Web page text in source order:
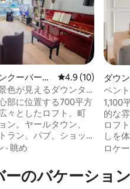
の平均評価
クーバーの
ト
レビュー10件、5
4.9 (10)
色が見えるダウンタ
部に位置する700平方
々としたロフト。町
ン。ヤールタウン、
ラン、パブ、ショッ
です。最上階近くか
、クイーンベッドに簡
なソファベッド1台が
· 眺め
ダウ
ンシ
ペン
上の
1,100
的な
ロフ
しを
（約
た、
パテ
ロケ
のバケーショ